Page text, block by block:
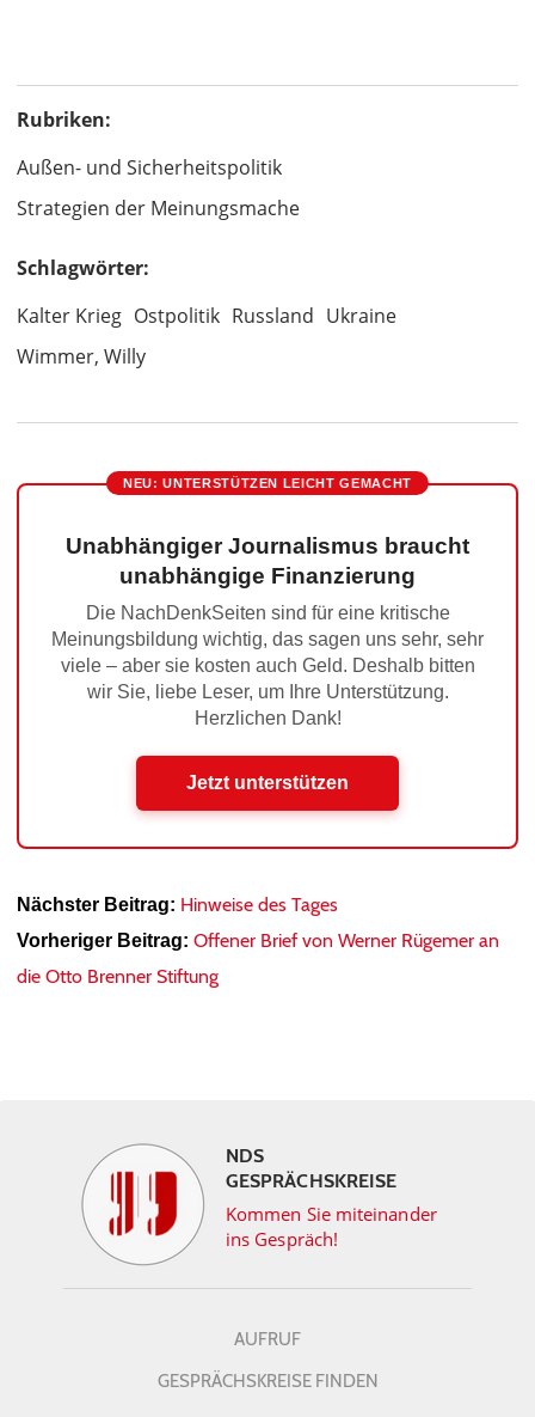
Rubriken:
Außen- und Sicherheitspolitik
Strategien der Meinungsmache
Schlagwörter:
Kalter Krieg Ostpolitik Russland Ukraine
Wimmer, Willy
NEU: UNTERSTÜTZEN LEICHT GEMACHT
Unabhängiger Journalismus braucht
unabhängige Finanzierung
Die NachDenkSeiten sind für eine kritische
Meinungsbildung wichtig, das sagen uns sehr, sehr
viele – aber sie kosten auch Geld. Deshalb bitten
wir Sie, liebe Leser, um Ihre Unterstützung.
Herzlichen Dank!
Jetzt unterstützen
Nächster Beitrag: Hinweise des Tages
Vorheriger Beitrag: Offener Brief von Werner Rügemer an
die Otto Brenner Stiftung
NDS
GESPRÄCHSKREISE
Kommen Sie miteinander
ins Gespräch!
AUFRUF
GESPRÄCHSKREISE FINDEN